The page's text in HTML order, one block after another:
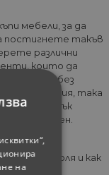
мебели, за да
постигнете такъв
различни
които да
както без
визия, така
или пък
и безличен.
дома си,
тяхната роля и как
на